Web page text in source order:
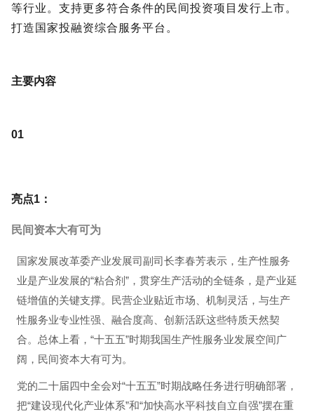
等行业。支持更多符合条件的民间投资项目发行上市。
打造国家投融资综合服务平台。
主要内容
01
亮点1：
民间资本大有可为
国家发展改革委产业发展司副司长李春芳表示，生产性服务
业是产业发展的“粘合剂”，贯穿生产活动的全链条，是产业延
链增值的关键支撑。民营企业贴近市场、机制灵活，与生产
性服务业专业性强、融合度高、创新活跃这些特质天然契
合。总体上看，“十五五”时期我国生产性服务业发展空间广
阔，民间资本大有可为。
党的二十届四中全会对“十五五”时期战略任务进行明确部署，
把“建设现代化产业体系”和“加快高水平科技自立自强”摆在重